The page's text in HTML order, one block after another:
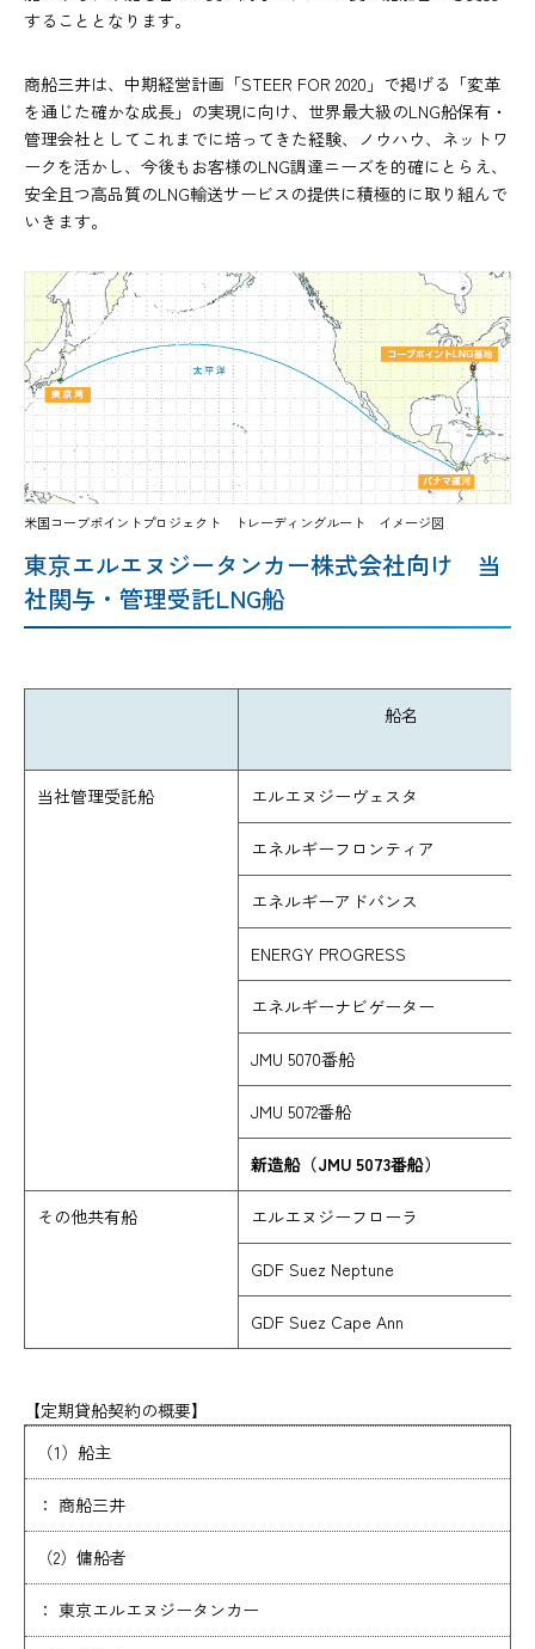
することとなります。
商船三井は、中期経営計画「STEER FOR 2020」で掲げる「変革
を通じた確かな成長」の実現に向け、世界最大級のLNG船保有・
管理会社としてこれまでに培ってきた経験、ノウハウ、ネットワ
ークを活かし、今後もお客様のLNG調達ニーズを的確にとらえ、
安全且つ高品質のLNG輸送サービスの提供に積極的に取り組んで
いきます。
米国コーブポイントプロジェクト トレーディングルート イメージ図
東京エルエヌジータンカー株式会社向け 当
社関与・管理受託LNG船
船名
当社管理受託船 エルエヌジーヴェスタ
エネルギーフロンティア
エネルギーアドバンス
ENERGY PROGRESS
エネルギーナビゲーター
JMU 5070番船
JMU 5072番船
新造船（JMU 5073番船）
その他共有船 エルエヌジーフローラ
GDF Suez Neptune
GDF Suez Cape Ann
【定期貸船契約の概要】
（1）船主
： 商船三井
（2）傭船者
： 東京エルエヌジータンカー